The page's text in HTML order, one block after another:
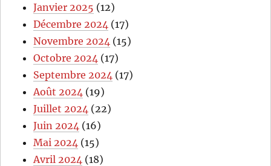
Janvier 2025 (12)
Décembre 2024 (17)
Novembre 2024 (15)
Octobre 2024 (17)
Septembre 2024 (17)
Août 2024 (19)
Juillet 2024 (22)
Juin 2024 (16)
Mai 2024 (15)
Avril 2024 (18)